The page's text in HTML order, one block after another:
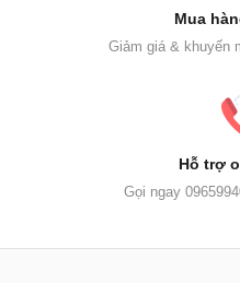
Mua
Giảm giá &
Hỗ trợ
Gọi ngay